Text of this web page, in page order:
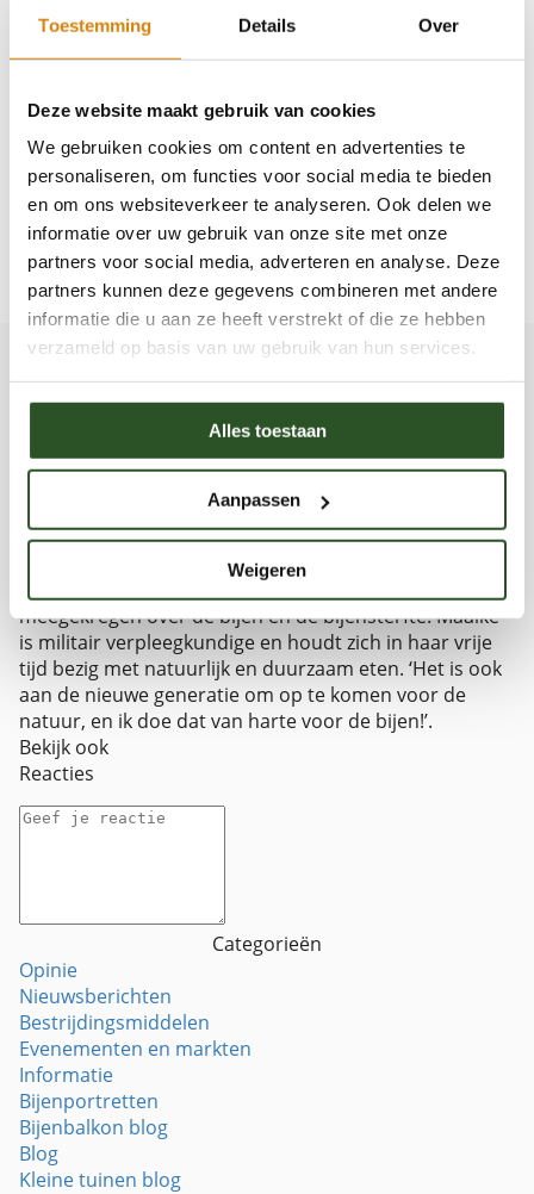
Toestemming Details Over
Deze website maakt gebruik van cookies
We gebruiken cookies om content en advertenties te
personaliseren, om functies voor social media te bieden
en om ons websiteverkeer te analyseren. Ook delen we
informatie over uw gebruik van onze site met onze
partners voor social media, adverteren en analyse. Deze
partners kunnen deze gegevens combineren met andere
informatie die u aan ze heeft verstrekt of die ze hebben
verzameld op basis van uw gebruik van hun services.
Alles toestaan
Aanpassen
Weigeren
samenleving wordt betaald, als de vervuiler wordt
vervolgd... Dit is een kwestie van verstandige politieke
generaties na ons.
Op deze pagina kunt u alles lezen hoe u in actie kunt
komen.
Bekijk profiel
Vrijwilliger van de Bijenstichting sinds de oprichting in
2010 en voorzitter sinds januari 2020. Zij is de dochter
van Jaap Molenaar en heeft daardoor veel
meegekregen over de bijen en de bijensterfte. Maaike
is militair verpleegkundige en houdt zich in haar vrije
tijd bezig met natuurlijk en duurzaam eten. ‘Het is ook
aan de nieuwe generatie om op te komen voor de
natuur, en ik doe dat van harte voor de bijen!’.
Bekijk ook
Reacties
Categorieën
Opinie
Nieuwsberichten
Bestrijdingsmiddelen
Evenementen en markten
Informatie
Bijenportretten
Bijenbalkon blog
Blog
Kleine tuinen blog